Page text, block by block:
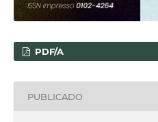
PDF/A
PUBLICADO